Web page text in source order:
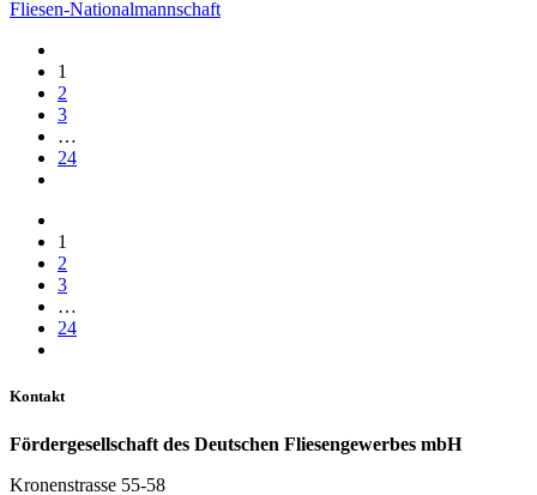
Fliesen-Nationalmannschaft
1
2
3
…
24
1
2
3
…
24
Kontakt
Fördergesellschaft des Deutschen Fliesengewerbes mbH
Kronenstrasse 55-58